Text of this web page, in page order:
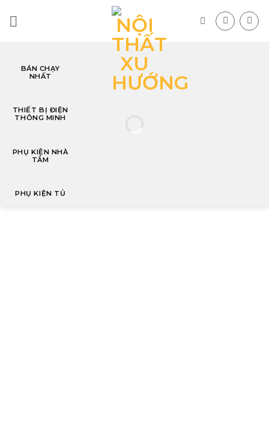
BÁN CHẠY
NHẤT
THIẾT BỊ ĐIỆN
THÔNG MINH
PHỤ KIỆN NHÀ
TẮM
PHỤ KIỆN TỦ